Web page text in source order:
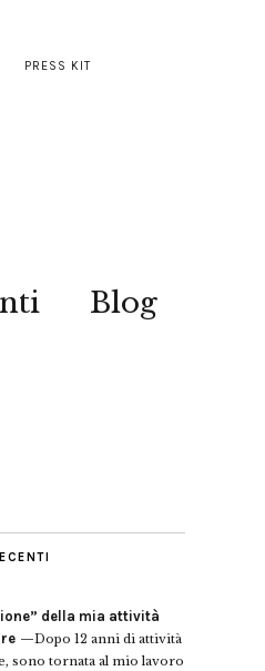
PRESS KIT
Blog
della mia attività
Dopo 12 anni di attività
sono tornata al mio lavoro